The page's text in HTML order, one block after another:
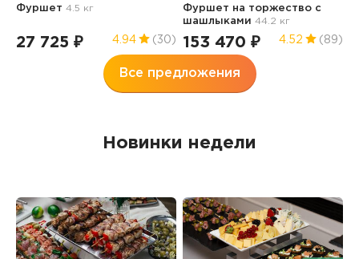
Фуршет4.5 кг
27 725 ₽ 4.94 (30)
Фуршет на торжество с
шашлыками44.2 кг
153 470 ₽ 4.52 (89)
Все предложения
Новинки недели